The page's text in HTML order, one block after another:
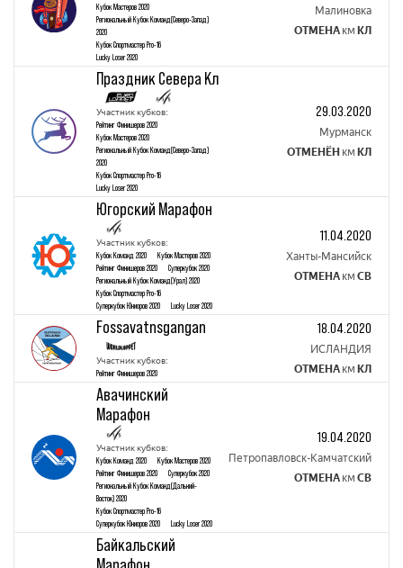
Кубок Mастеров 2020
Региональный Кубок Команд(Северо-Запад)
2020
Кубок Спортмастер Pro-16
Lucky Loser 2020
Малиновка
ОТМЕНА км КЛ
Праздник Севера Кл
Участник кубков:
Рейтинг Финишеров 2020
Кубок Mастеров 2020
Региональный Кубок Команд(Северо-Запад)
2020
Кубок Спортмастер Pro-16
Lucky Loser 2020
29.03.2020
Мурманск
ОТМЕНЁН км КЛ
Югорский Марафон
Участник кубков:
Кубок Команд 2020
Кубок Mастеров 2020
Рейтинг Финишеров 2020
Суперкубок 2020
Региональный Кубок Команд(Урал) 2020
Кубок Спортмастер Pro-16
Суперкубок Юниоров 2020
Lucky Loser 2020
11.04.2020
Ханты-Мансийск
ОТМЕНА км СВ
Fossavatnsgangan
Участник кубков:
Рейтинг Финишеров 2020
18.04.2020
ИСЛАНДИЯ
ОТМЕНА км КЛ
Авачинский
Марафон
Участник кубков:
Кубок Команд 2020
Кубок Mастеров 2020
Рейтинг Финишеров 2020
Суперкубок 2020
Региональный Кубок Команд(Дальний-
Восток) 2020
Кубок Спортмастер Pro-16
Суперкубок Юниоров 2020
Lucky Loser 2020
19.04.2020
Петропавловск-Камчатский
ОТМЕНА км СВ
Байкальский